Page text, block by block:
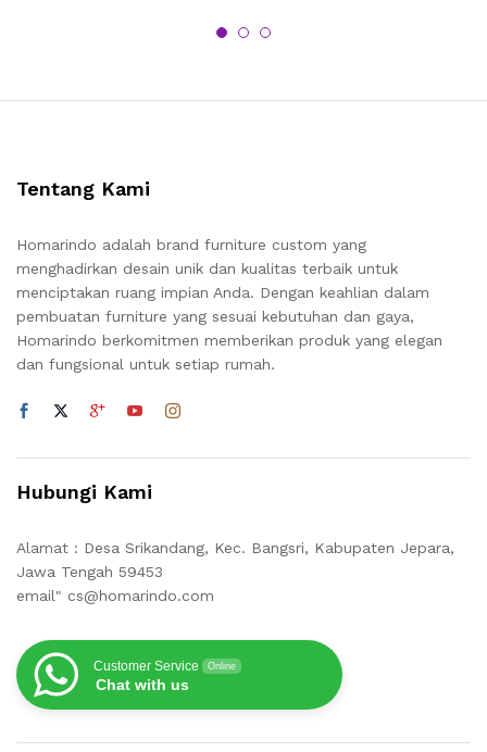
Tentang Kami
Homarindo adalah brand furniture custom yang
menghadirkan desain unik dan kualitas terbaik untuk
menciptakan ruang impian Anda. Dengan keahlian dalam
pembuatan furniture yang sesuai kebutuhan dan gaya,
Homarindo berkomitmen memberikan produk yang elegan
dan fungsional untuk setiap rumah.
Hubungi Kami
Alamat : Desa Srikandang, Kec. Bangsri, Kabupaten Jepara,
Jawa Tengah 59453
email" cs@homarindo.com
Customer Service Online
Chat with us